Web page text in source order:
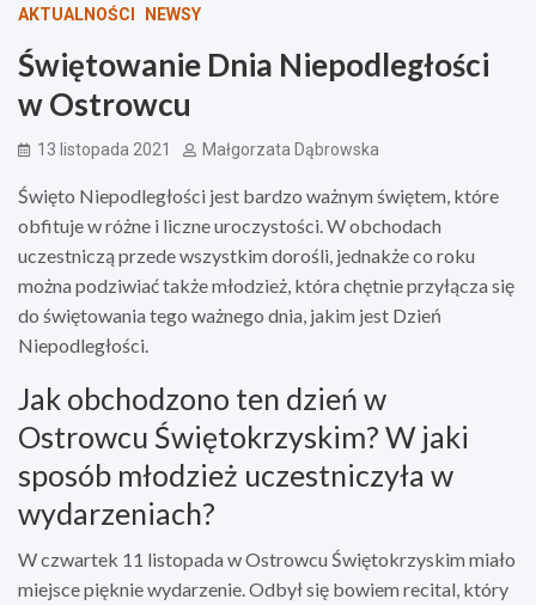
AKTUALNOŚCI NEWSY
Świętowanie Dnia Niepodległości
w Ostrowcu
13 listopada 2021 Małgorzata Dąbrowska
Święto Niepodległości jest bardzo ważnym świętem, które
obfituje w różne i liczne uroczystości. W obchodach
uczestniczą przede wszystkim dorośli, jednakże co roku
można podziwiać także młodzież, która chętnie przyłącza się
do świętowania tego ważnego dnia, jakim jest Dzień
Niepodległości.
Jak obchodzono ten dzień w
Ostrowcu Świętokrzyskim? W jaki
sposób młodzież uczestniczyła w
wydarzeniach?
W czwartek 11 listopada w Ostrowcu Świętokrzyskim miało
miejsce pięknie wydarzenie. Odbył się bowiem recital, który